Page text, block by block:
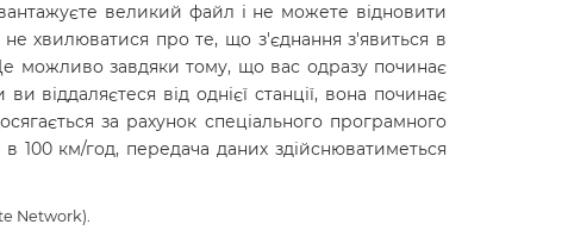
великий файл і не можете відновити
хвилюватися про те, що з'єднання з'явиться в
можливо завдяки тому, що вас одразу починає
віддаляєтеся від однієї станції, вона починає
за рахунок спеціального програмного
100 км/год, передача даних здійснюватиметься
Network).